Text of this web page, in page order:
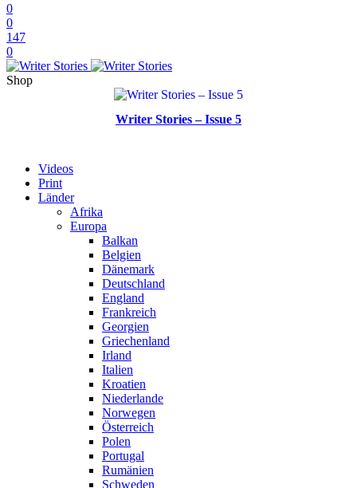
0
0
147
0
Shop
Writer Stories – Issue 5
Videos
Print
Länder
Afrika
Europa
Balkan
Belgien
Dänemark
Deutschland
England
Frankreich
Georgien
Griechenland
Irland
Italien
Kroatien
Niederlande
Norwegen
Österreich
Polen
Portugal
Rumänien
Schweden